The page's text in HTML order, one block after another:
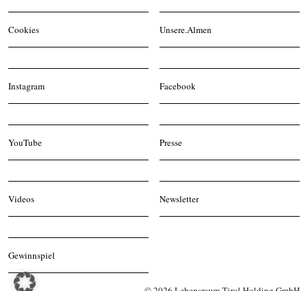
Cookies Unsere.Almen
Instagram Facebook
YouTube Presse
Videos Newsletter
Gewinnspiel